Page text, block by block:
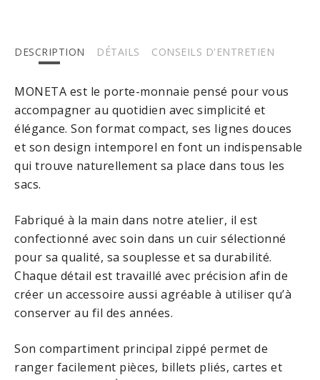
DESCRIPTION DÉTAILS CONSEILS D'ENTRETIEN
MONETA est le porte-monnaie pensé pour vous
accompagner au quotidien avec simplicité et
élégance. Son format compact, ses lignes douces
et son design intemporel en font un indispensable
qui trouve naturellement sa place dans tous les
sacs.
Fabriqué à la main dans notre atelier, il est
confectionné avec soin dans un cuir sélectionné
pour sa qualité, sa souplesse et sa durabilité.
Chaque détail est travaillé avec précision afin de
créer un accessoire aussi agréable à utiliser qu’à
conserver au fil des années.
Son compartiment principal zippé permet de
ranger facilement pièces, billets pliés, cartes et